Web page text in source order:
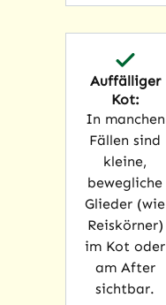
Auffälliger
Kot:
In manchen
Fällen sind
kleine,
bewegliche
Glieder (wie
Reiskörner)
im Kot oder
am After
sichtbar.